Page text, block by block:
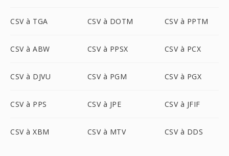
CSV à TGA CSV à DOTM CSV à PPTM
CSV à ABW CSV à PPSX CSV à PCX
CSV à DJVU CSV à PGM CSV à PGX
CSV à PPS CSV à JPE CSV à JFIF
CSV à XBM CSV à MTV CSV à DDS